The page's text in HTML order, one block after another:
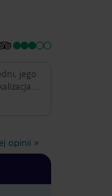
jego
opinii »